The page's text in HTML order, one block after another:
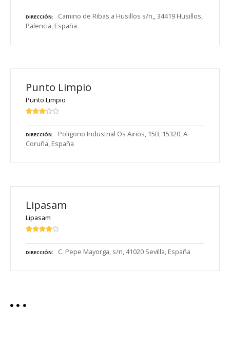
DIRECCIÓN
Camino de Ribas a Husillos s/n,, 34419 Husillos,
Palencia, España
Punto Limpio
Punto Limpio
DIRECCIÓN
Poligono Industrial Os Airios, 15B, 15320, A
Coruña, España
Lipasam
Lipasam
DIRECCIÓN C. Pepe Mayorga, s/n, 41020 Sevilla, España